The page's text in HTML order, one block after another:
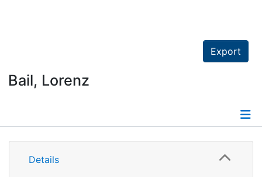
Export
Bail, Lorenz
Details
Details